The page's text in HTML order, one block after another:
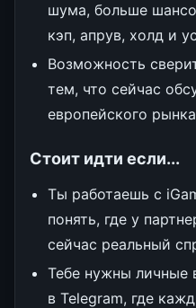
шума, больше
кэп, апрув, холд и
Возможность
тем, что сейчас
европейского
Стоит идти если...
Ты работаешь с
понять, где у
сейчас реальный
Тебе нужны личные
в Telegram, где